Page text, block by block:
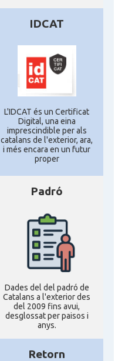
IDCAT
L'IDCAT és un Certificat
Digital, una eina
imprescindible per als
catalans de l'exterior, ara,
i més encara en un futur
proper
Padró
Dades del del padró de
Catalans a l'exterior des
del 2009 fins avui,
desglossat per paisos i
anys.
Retorn